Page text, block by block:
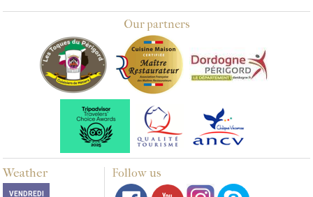
Our partners
Weather Follow us